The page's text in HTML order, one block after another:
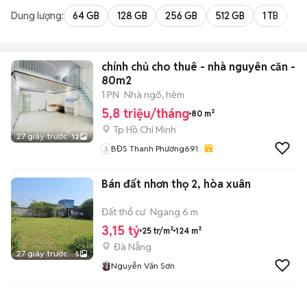
Dung lượng: 64 GB 128 GB 256 GB 512 GB 1 TB
27 giây trước 12
chính chủ cho thuê - nhà nguyên căn -
80m2
1 PN Nhà ngõ, hẻm
5,8 triệu/tháng 80 m²
Tp Hồ Chí Minh
BĐS Thanh Phương691
27 giây trước 5
Bán đất nhơn thọ 2, hòa xuân
Đất thổ cư Ngang 6 m
3,15 tỷ 25 tr/m² 124 m²
Đà Nẵng
Nguyễn Văn Sơn